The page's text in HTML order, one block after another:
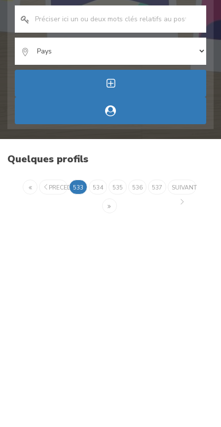
Quelques profils
PRECEDENT
533 534 535 536 537 SUIVANT